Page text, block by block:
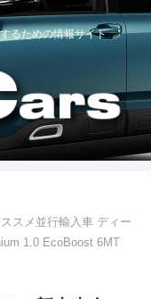
るための情報サイト
スメ並行輸入車 ディー
1.0 EcoBoost 6MT